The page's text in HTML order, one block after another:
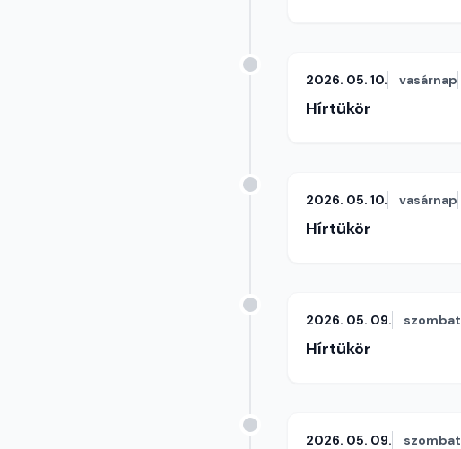
2026. 05. 10. vasárnap
Hírtükör
2026. 05. 10. vasárnap
Hírtükör
2026. 05. 09. szombat
Hírtükör
2026. 05. 09. szombat